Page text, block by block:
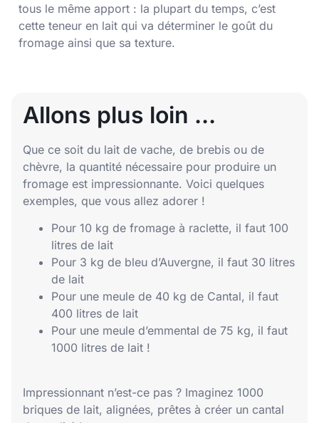
tous le même apport : la plupart du temps, c’est
cette teneur en lait qui va déterminer le goût du
fromage ainsi que sa texture.
Allons plus loin ...
Que ce soit du lait de vache, de brebis ou de
chèvre, la quantité nécessaire pour produire un
fromage est impressionnante. Voici quelques
exemples, que vous allez adorer !
Pour 10 kg de fromage à raclette, il faut 100
litres de lait
Pour 3 kg de bleu d’Auvergne, il faut 30 litres
de lait
Pour une meule de 40 kg de Cantal, il faut
400 litres de lait
Pour une meule d’emmental de 75 kg, il faut
1000 litres de lait !
Impressionnant n’est-ce pas ? Imaginez 1000
briques de lait, alignées, prêtes à créer un cantal